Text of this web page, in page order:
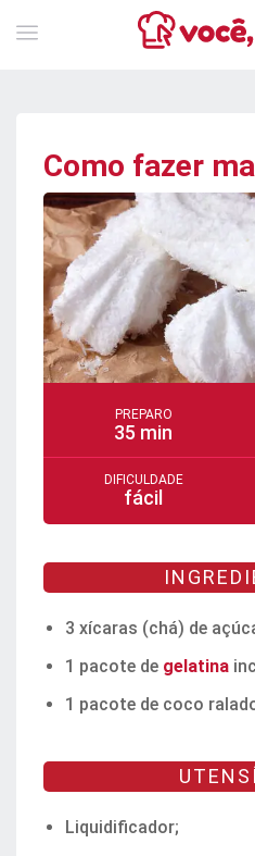
Como fazer
PREPARO
35 min
DIFICULDADE
fácil
3 xícaras (chá) de
1 pacote de gelatina
1 pacote de coco
Liquidificador;